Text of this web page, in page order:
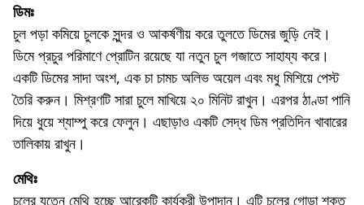
ডিমঃ
চুল পড়া কমিয়ে চুলকে সুন্দর ও আকর্ষণীয় করে তুলতে ডিমের জুড়ি নেই।
ডিমে প্রচুর পরিমাণে প্রোটিন রয়েছে যা নতুন চুল গজাতে সাহায্য করে।
একটি ডিমের সাদা অংশ, এক চা চামচ অলিভ অয়েল এবং মধু মিশিয়ে পেস্ট
তৈরি করুন। মিশ্রণটি সারা চুলে মাখিয়ে ২০ মিনিট রাখুন। এরপর ঠাণ্ডা পানি
দিয়ে ধুয়ে শ্যাম্পু করে ফেলুন। এছাড়াও একটি সেদ্ধ ডিম প্রতিদিন খাবারের
তালিকায় রাখুন।
মেথিঃ
চুলের যত্নে মেথি হচ্ছে আরেকটি কার্যকরী উপাদান। এটি চুলের গোড়া শক্ত